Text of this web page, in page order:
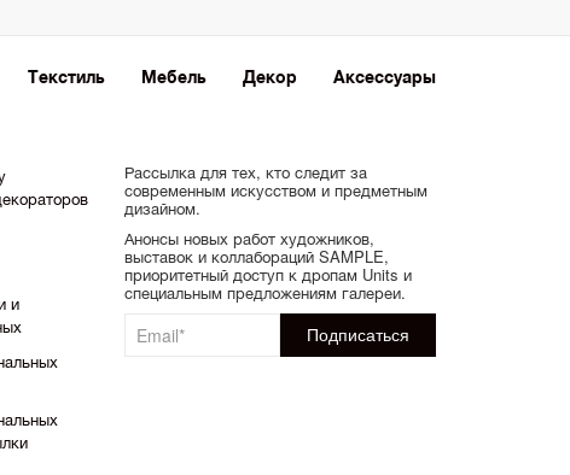
Текстиль Мебель Декор Аксессуары
и
Рассылка для тех, кто следит за
современным искусством и предметным
дизайном.
Анонсы новых работ художников,
выставок и коллабораций SAMPLE,
приоритетный доступ к дропам Units и
специальным предложениям галереи.